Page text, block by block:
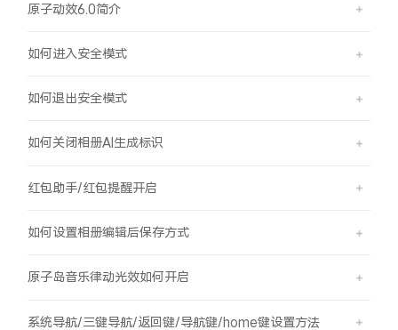
原子动效6.0简介
如何进入安全模式
如何退出安全模式
如何关闭相册AI生成标识
红包助手/红包提醒开启
如何设置相册编辑后保存方式
原子岛音乐律动光效如何开启
系统导航/三键导航/返回键/导航键/home键设置方法